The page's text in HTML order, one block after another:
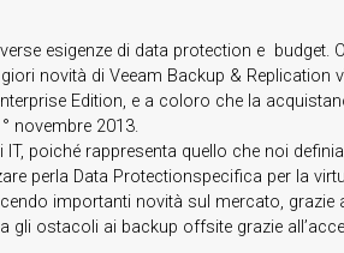
esigenze di data protection e budget.
novità di Veeam Backup &
Edition, e a coloro che la
novembre 2013.
poiché rappresenta quello che noi
perla Data Protectionspecifica per la
importanti novità sul mercato,
ostacoli ai backup offsite grazie